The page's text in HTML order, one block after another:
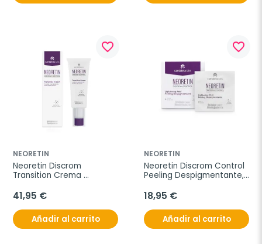
favorite_border
NEORETIN
Neoretin Discrom
Transition Crema
41,95 €
Añadir al carrito
favorite_border
NEORETIN
Neoretin Discrom Control
Peeling Despigmentante,
18,95 €
Añadir al carrito